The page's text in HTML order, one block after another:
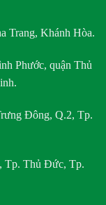
Trang, Khánh Hòa.
Phước, quận Thủ
Đông, Q.2, Tp.
Tp. Thủ Đức, Tp.